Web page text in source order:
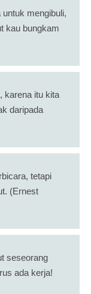
mengibuli,
kau bungkam
karena itu kita
daripada
tetapi
(Ernest
seseorang
ada kerja!